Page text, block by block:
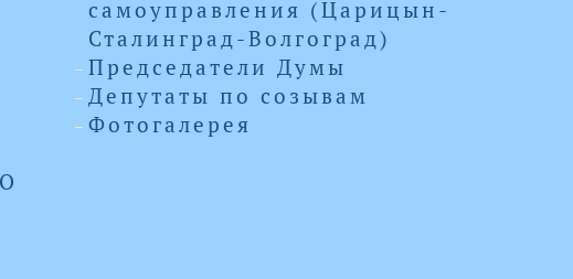
самоуправления (Царицын-
Сталинград-Волгоград)
Председатели Думы
Депутаты по созывам
Фотогалерея